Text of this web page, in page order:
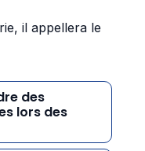
il appellera le
des
lors des